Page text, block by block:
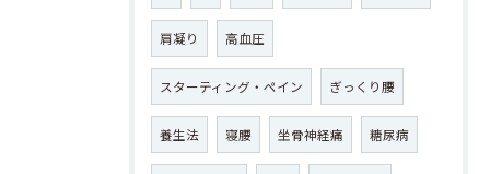
肩凝り 高血圧
スターティング・ペイン ぎっくり腰
養生法 寝腰 坐骨神経痛 糖尿病